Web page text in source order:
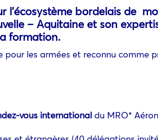
l’écosystème bordelais de
– Aquitaine et son
formation.
les armées et reconnu comme
vous international du MRO*